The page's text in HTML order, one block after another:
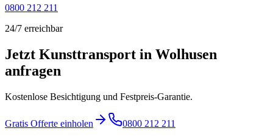
0800 212 211
24/7 erreichbar
Jetzt Kunsttransport in Wolhusen
anfragen
Kostenlose Besichtigung und Festpreis-Garantie.
Gratis Offerte einholen 0800 212 211